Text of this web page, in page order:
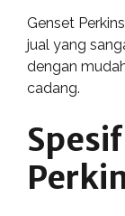
Genset
jual yang
dengan
cadang.